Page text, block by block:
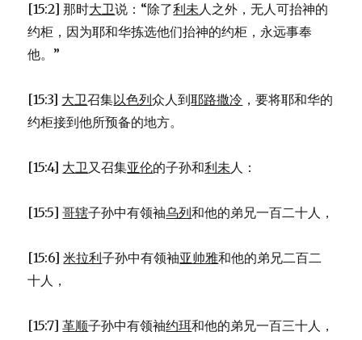
[15:2] 那时大卫说：“除了利未人之外，无人可抬神的
约柜，因为耶和华拣选他们抬神的约柜，永远事奉
他。”
[15:3] 大卫召集以色列众人到耶路撒冷 ，要将耶和华的
约柜接到他所预备的地方。
[15:4] 大卫又召集亚伦的子孙和利未人：
[15:5]哥辖子孙中有领袖乌列和他的弟兄一百二十人，
[15:6]米拉利子孙中有领袖亚帅雅和他的弟兄二百二
十人，
[15:7]革顺子孙中有领袖约珥和他的弟兄一百三十人，